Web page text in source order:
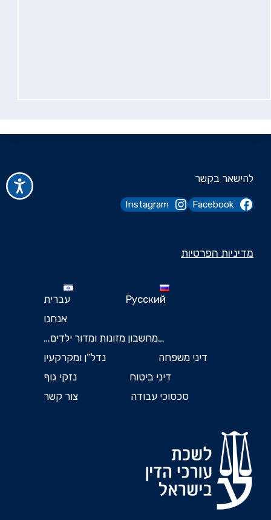
להישאר בקשר
Facebook
Instagram
מדיניות הפרטיות
Русский
עברית
אנחנו
…מחשבון מזונות ומדור ילדים…
דיני משפחה
נדל”ן ומקרקעין
דיני ביטוח
נזקי גוף
סכסוכי עבודה
צור קשר